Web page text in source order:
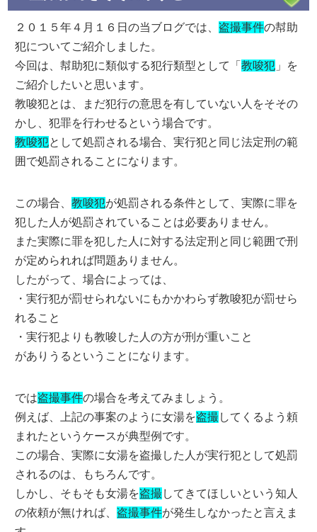
２０１５年４月１６日の当ブログでは、 盗撮事件の幇助
犯についてご紹介しました。
今回は、幇助犯に類似する犯行類型として「教唆犯 」を
ご紹介したいと思います。
教唆犯とは、まだ犯行の意思を有していない人をそその
かし、犯罪を行わせるという場合です。
教唆犯として処罰される場合、実行犯と同じ法定刑の範
囲で処罰されることになります。
この場合、教唆犯が処罰される条件として、実際に罪を
犯した人が処罰されていることは必要ありません。
また実際に罪を犯した人に対する法定刑と同じ範囲で刑
が定められれば問題ありません。
したがって、場合によっては、
・実行犯が罰せられないにもかかわらず教唆犯が罰せら
れること
・実行犯よりも教唆した人の方が刑が重いこと
がありうるということになります。
では盗撮事件の場合を考えてみましょう。
例えば、上記の事案のように女湯を盗撮 してくるよう頼
まれたというケースが典型例です。
この場合、実際に女湯を盗撮した人が実行犯として処罰
されるのは、もちろんです。
しかし、そもそも女湯を盗撮 してきてほしいという知人
の依頼が無ければ、 盗撮事件が発生しなかったと言えま